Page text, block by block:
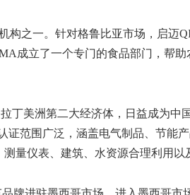
之一。针对格鲁比亚市场，启迈
成立了一个专门的食品部门，帮
美洲第二大经济体，日益成为中
范围广泛，涵盖电气制品、节能
量仪表、建筑、水资源合理利用以